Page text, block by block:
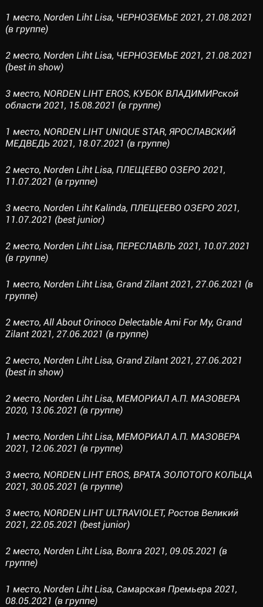
1 место, Norden Liht Lisa, ЧЕРНОЗЕМЬЕ 2021, 21.08.2021
(в группе)
2 место, Norden Liht Lisa, ЧЕРНОЗЕМЬЕ 2021, 21.08.2021
(best in show)
3 место, NORDEN LIHT EROS, КУБОК ВЛАДИМИРской
области 2021, 15.08.2021 (в группе)
1 место, NORDEN LIHT UNIQUE STAR, ЯРОСЛАВСКИЙ
МЕДВЕДЬ 2021, 18.07.2021 (в группе)
2 место, Norden Liht Lisa, ПЛЕЩЕЕВО ОЗЕРО 2021,
11.07.2021 (в группе)
3 место, Norden Liht Kalinda, ПЛЕЩЕЕВО ОЗЕРО 2021,
11.07.2021 (best junior)
2 место, Norden Liht Lisa, ПЕРЕСЛАВЛЬ 2021, 10.07.2021
(в группе)
1 место, Norden Liht Lisa, Grand Zilant 2021, 27.06.2021 (в
группе)
2 место, All About Orinoco Delectable Ami For My, Grand
Zilant 2021, 27.06.2021 (в группе)
2 место, Norden Liht Lisa, Grand Zilant 2021, 27.06.2021
(best in show)
2 место, Norden Liht Lisa, МЕМОРИАЛ А.П. МАЗОВЕРА
2020, 13.06.2021 (в группе)
1 место, Norden Liht Lisa, МЕМОРИАЛ А.П. МАЗОВЕРА
2021, 12.06.2021 (в группе)
3 место, NORDEN LIHT EROS, ВРАТА ЗОЛОТОГО КОЛЬЦА
2021, 30.05.2021 (в группе)
3 место, NORDEN LIHT ULTRAVIOLET, Ростов Великий
2021, 22.05.2021 (best junior)
2 место, Norden Liht Lisa, Волга 2021, 09.05.2021 (в
группе)
1 место, Norden Liht Lisa, Самарская Премьера 2021,
08.05.2021 (в группе)